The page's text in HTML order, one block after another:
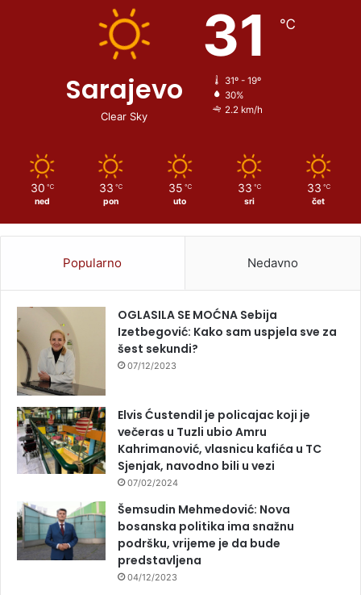
Sarajevo
Clear Sky
31 ℃
31º - 19º
30%
2.2 km/h
30 ℃
ned
33 ℃
pon
35 ℃
uto
33 ℃
sri
33 ℃
čet
Popularno Nedavno
OGLASILA SE MOĆNA Sebija
Izetbegović: Kako sam uspjela sve za
šest sekundi?
07/12/2023
Elvis Ćustendil je policajac koji je
večeras u Tuzli ubio Amru
Kahrimanović, vlasnicu kafića u TC
Sjenjak, navodno bili u vezi
07/02/2024
Šemsudin Mehmedović: Nova
bosanska politika ima snažnu
podršku, vrijeme je da bude
predstavljena
04/12/2023